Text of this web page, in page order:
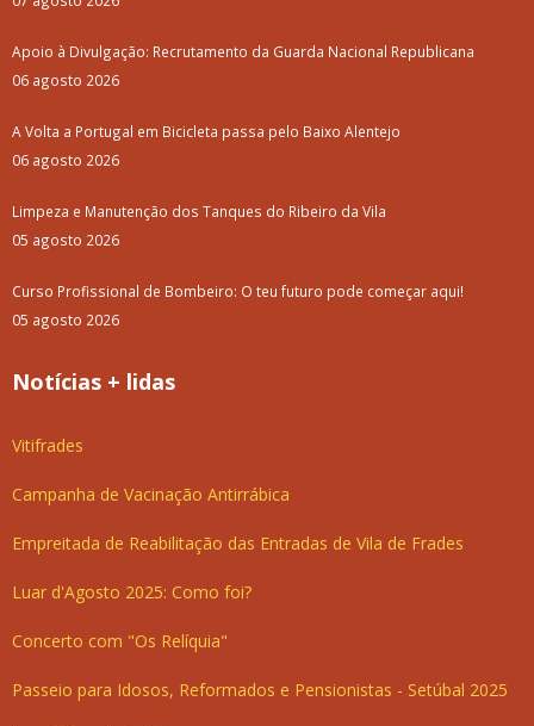
Apoio à Divulgação: Recrutamento da Guarda Nacional Republicana
06 agosto 2026
A Volta a Portugal em Bicicleta passa pelo Baixo Alentejo
06 agosto 2026
Limpeza e Manutenção dos Tanques do Ribeiro da Vila
05 agosto 2026
Curso Profissional de Bombeiro: O teu futuro pode começar aqui!
05 agosto 2026
Notícias + lidas
Vitifrades
Campanha de Vacinação Antirrábica
Empreitada de Reabilitação das Entradas de Vila de Frades
Luar d'Agosto 2025: Como foi?
Concerto com "Os Relíquia"
Passeio para Idosos, Reformados e Pensionistas - Setúbal 2025